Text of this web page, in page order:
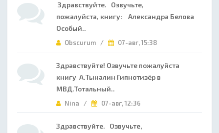
Здравствуйте. Озвучьте,
пожалуйста, книгу: Александра Белова
Особый..
Obscurum / 07-авг, 15:38
Здравствуйте! Озвучьте пожалуйста
книгу А.Тыналин Гипнотизёр в
МВД.Тотальный..
Nina / 07-авг, 12:36
Здравствуйте. Озвучьте,